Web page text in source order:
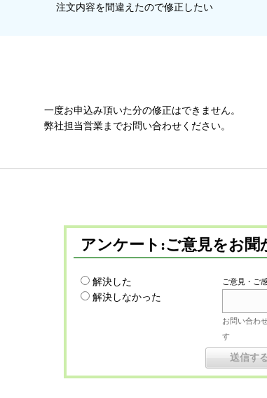
注文内容を間違えたので修正したい
一度お申込み頂いた分の修正はできません。
弊社担当営業までお問い合わせください。
アンケート:ご意見をお聞
解決した
解決しなかった
ご意見・ご
お問い合わ
す